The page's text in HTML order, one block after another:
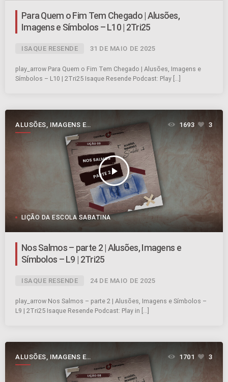
Para Quem o Fim Tem Chegado | Alusões,
Imagens e Símbolos – L10 | 2Tri25
ISAQUE RESENDE 31 DE MAIO DE 2025
play_arrow Para Quem o Fim Tem Chegado | Alusões, Imagens e
Símbolos – L10 | 2Tri25 Isaque Resende Podcast: Play […]
ALUSÕES, IMAGENS E
SÍMBOLOS
play_arrow
1693 3
LIÇÃO DA ESCOLA SABATINA
Nos Salmos – parte 2 | Alusões, Imagens e
Símbolos – L9 | 2Tri25
ISAQUE RESENDE 24 DE MAIO DE 2025
play_arrow Nos Salmos – parte 2 | Alusões, Imagens e Símbolos –
L9 | 2Tri25 Isaque Resende Podcast: Play in […]
ALUSÕES, IMAGENS E
SÍMBOLOS
1701 3